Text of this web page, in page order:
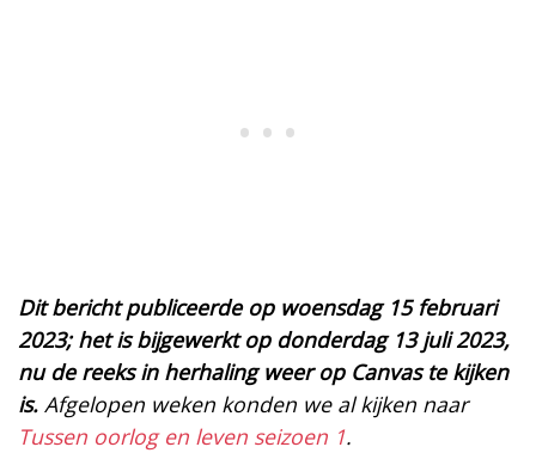
Dit bericht publiceerde op woensdag 15 februari
2023; het is bijgewerkt op donderdag 13 juli 2023,
nu de reeks in herhaling weer op Canvas te kijken
is. Afgelopen weken konden we al kijken naar
Tussen oorlog en leven seizoen 1.